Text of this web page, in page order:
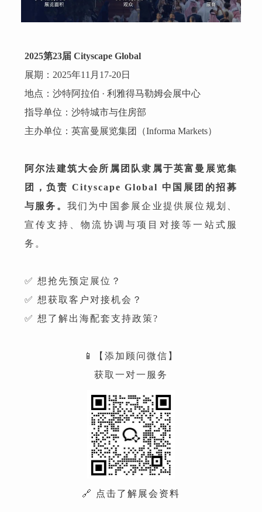
2025第23届 Cityscape Global
展期：2025年11月17-20日
地点：沙特阿拉伯 · 利雅得马勒姆会展中心
指导单位：沙特城市与住房部
主办单位：英富曼展览集团（Informa Markets）
阿尔法建筑大会所属团队隶属于英富曼展览集
团，负责 Cityscape Global 中国展团的招募
与服务。 我们为中国参展企业提供展位规划、
宣传支持、物流协调与项目对接等一站式服
务。
✅ 想抢先预定展位？
✅ 想获取客户对接机会？
✅ 想了解出海配套支持政策?
📱【添加顾问微信】
获取一对一服务
🔗 点击了解展会资料